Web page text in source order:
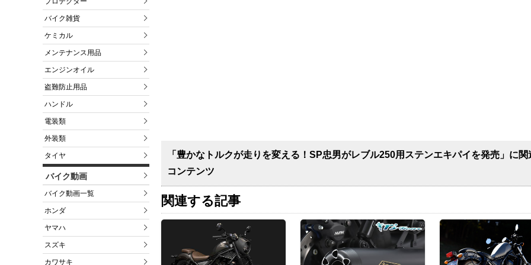
バイク雑貨
ケミカル
メンテナンス用品
エンジンオイル
盗難防止用品
ハンドル
電装類
外装類
タイヤ
バイク動画
バイク動画一覧
ホンダ
ヤマハ
スズキ
カワサキ
「豊かなトルクが走りを変える！SP忠男がレブル250用ステンエキパイを発売」に関
コンテンツ
関連する記事